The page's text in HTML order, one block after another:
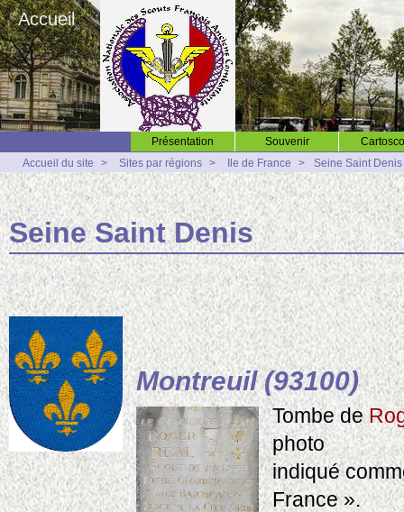
Accueil
Présentation Souvenir
Accueil du site
> Sites par régions > Ile de France > Seine Saint Denis
Seine Saint Denis
Montreuil (93100)
Tombe de
photo
indiqué
France ».